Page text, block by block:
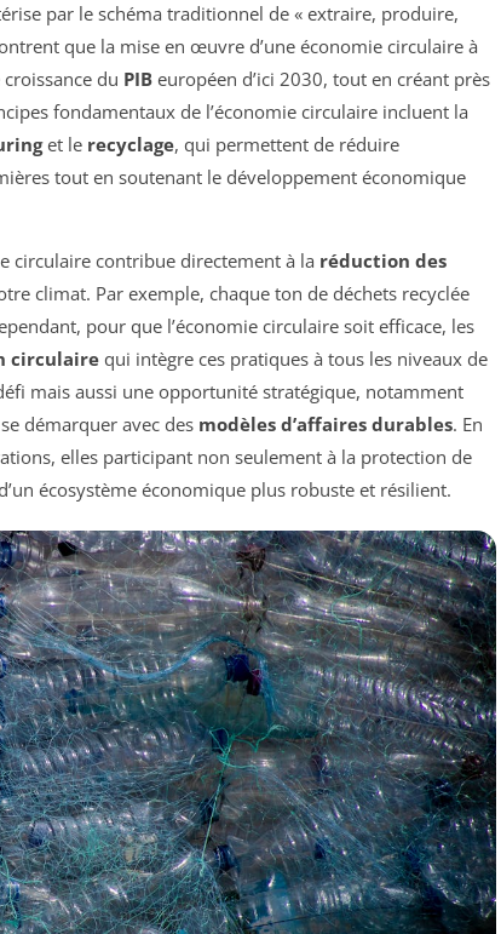
par le schéma traditionnel de « extraire, produire,
que la mise en œuvre d’une économie circulaire à
du PIB européen d’ici 2030, tout en créant près
fondamentaux de l’économie circulaire incluent la
et le recyclage, qui permettent de réduire
tout en soutenant le développement économique
circulaire contribue directement à la réduction des
climat. Par exemple, chaque ton de déchets recyclée
pour que l’économie circulaire soit efficace, les
circulairequi intègre ces pratiques à tous les niveaux de
mais aussi une opportunité stratégique, notamment
démarquer avec des modèles d’affaires durables. En
elles participant non seulement à la protection de
écosystème économique plus robuste et résilient.